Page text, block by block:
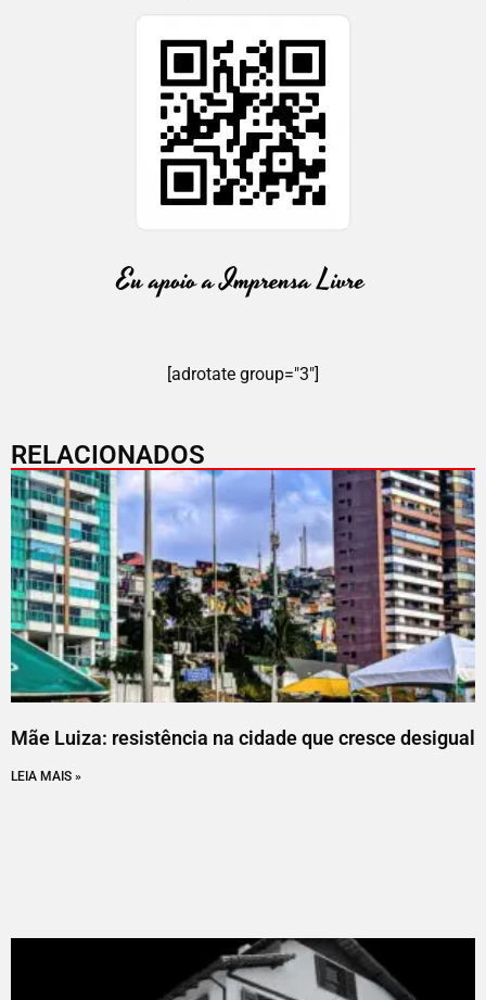
[adrotate group="3"]
RELACIONADOS
Mãe Luiza: resistência na cidade que cresce desigual
LEIA MAIS »